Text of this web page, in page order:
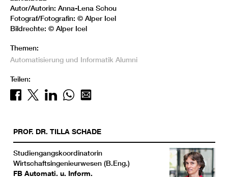
Autor/Autorin: Anna-Lena Schou
Fotograf/Fotografin: © Alper Icel
Bildrechte: © Alper Icel
Themen:
Automatisierung und Informatik Alumni
Teilen:
PROF. DR. TILLA SCHADE
Studiengangskoordinatorin
Wirtschaftsingenieurwesen (B.Eng.)
FB Automati. u. Inform.